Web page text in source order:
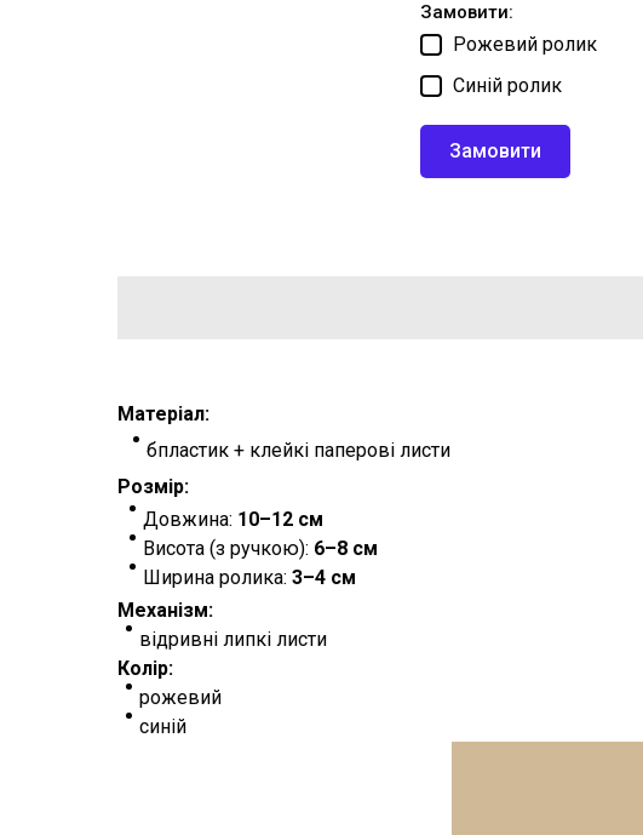
Замовити:
Рожевий ролик
Синій ролик
Замовити
Матеріал:
бпластик + клейкі паперові листи
Розмір:
Довжина: 10–12 см
Висота (з ручкою): 6–8 см
Ширина ролика: 3–4 см
Механізм:
відривні липкі листи
Колір:
рожевий
синій